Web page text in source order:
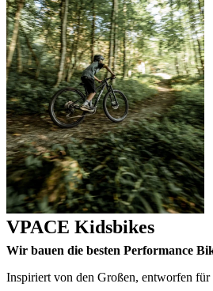
VPACE Kidsbikes
Wir bauen die besten Performance
Inspiriert von den Großen, entworfen